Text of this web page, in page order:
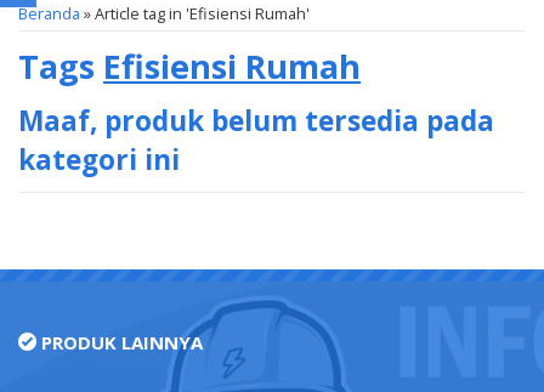
Beranda »Article tag in 'Efisiensi Rumah'
Tags Efisiensi Rumah
Maaf, produk belum tersedia pada
kategori ini
PRODUK LAINNYA